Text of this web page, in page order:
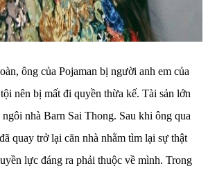
ông của Pojaman bị người anh em của
nên bị mất đi quyền thừa kế. Tài sản lớn
nhà Barn Sai Thong. Sau khi ông qua
quay trở lại căn nhà nhằm tìm lại sự thật
lực đáng ra phải thuộc về mình. Trong